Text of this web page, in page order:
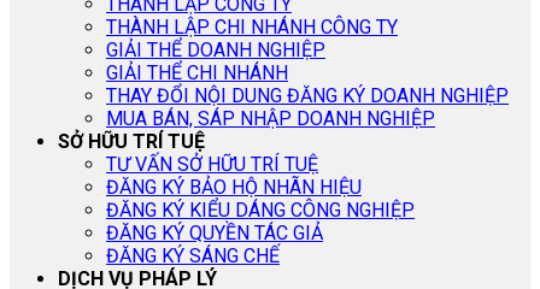
THÀNH LẬP CHI NHÁNH CÔNG TY
GIẢI THỂ DOANH NGHIỆP
GIẢI THỂ CHI NHÁNH
THAY ĐỔI NỘI DUNG ĐĂNG KÝ DOANH NGHIỆP
MUA BÁN, SÁP NHẬP DOANH NGHIỆP
SỞ HỮU TRÍ TUỆ
TƯ VẤN SỞ HỮU TRÍ TUỆ
ĐĂNG KÝ BẢO HỘ NHÃN HIỆU
ĐĂNG KÝ KIỂU DÁNG CÔNG NGHIỆP
ĐĂNG KÝ QUYỀN TÁC GIẢ
ĐĂNG KÝ SÁNG CHẾ
DỊCH VỤ PHÁP LÝ